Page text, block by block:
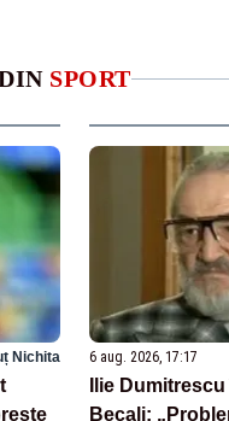
SPORT
Nichita 6 aug. 2026, 17:17
Ilie
Becali: